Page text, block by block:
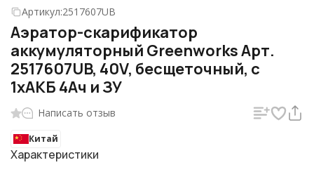
Артикул:2517607UB
Аэратор-скарификатор
аккумуляторный Greenworks Арт.
2517607UB, 40V, бесщеточный, c
1хАКБ 4Ач и ЗУ
Написать отзыв
Китай
Характеристики